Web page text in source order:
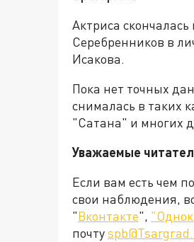
Актриса
Серебренников в
Исакова.
Пока нет точных
снималась в таких
"Сатана" и многих
Уважаемые
Если вам есть чем
свои наблюдения,
"Вконтакте",
почту